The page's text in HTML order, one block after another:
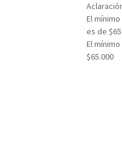
El
es de
El
$65.000